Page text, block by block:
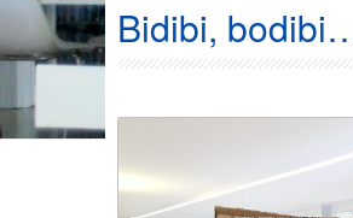
Bidibi,